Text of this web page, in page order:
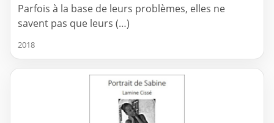
Parfois à la base de leurs problèmes, elles ne
savent pas que leurs (…)
2018